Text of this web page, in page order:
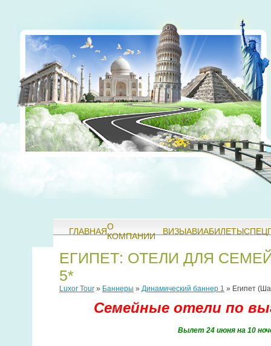
ГЛАВНАЯО
КОМПАНИИ
ВИЗЫАВИАБИЛЕТЫ
ЕГИПЕТ: ОТЕЛИ ДЛЯ
5*
Luxor Tour » Баннеры » Динамический баннер 1 » Египет
Семейные отели по
Вылет 24 июня на 10